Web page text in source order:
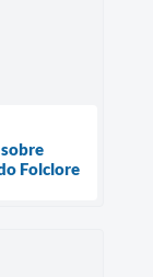
Folclore